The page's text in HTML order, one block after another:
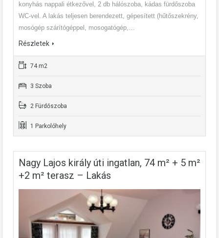
konyhás nappali étkezővel, 2 db hálószoba, kádas fürdőszoba
WC-vel. A lakás teljesen berendezett, gépesített (hűtőszekrény,
mosógép szárítógéppel, mosogatógép,…
Részletek
74 m2
3 Szoba
2 Fürdőszoba
1 Parkolóhely
Nagy Lajos király úti ingatlan, 74 m² + 5 m²
+2 m² terasz – Lakás